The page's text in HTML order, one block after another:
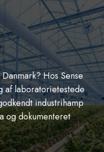
Hos Sense
af laboratorietestede
industrihamp
og dokumenteret